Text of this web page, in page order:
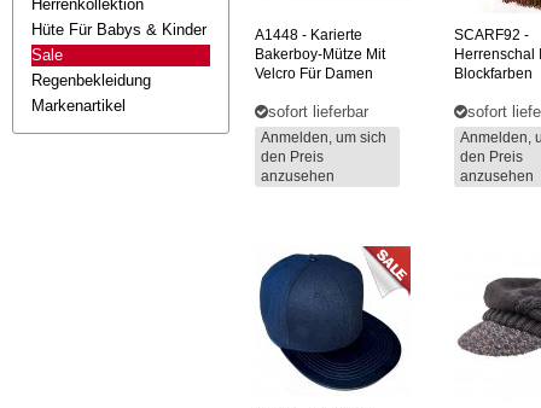
Herrenkollektion
Hüte Für Babys & Kinder
Sale
Regenbekleidung
Markenartikel
A1448 - Karierte
Bakerboy-Mütze Mit
Velcro Für Damen
sofort lieferbar
Anmelden, um sich
den Preis
anzusehen
SCARF92 -
Herrenschal
Blockfarben
sofort
Anmelden,
den Preis
anzusehen